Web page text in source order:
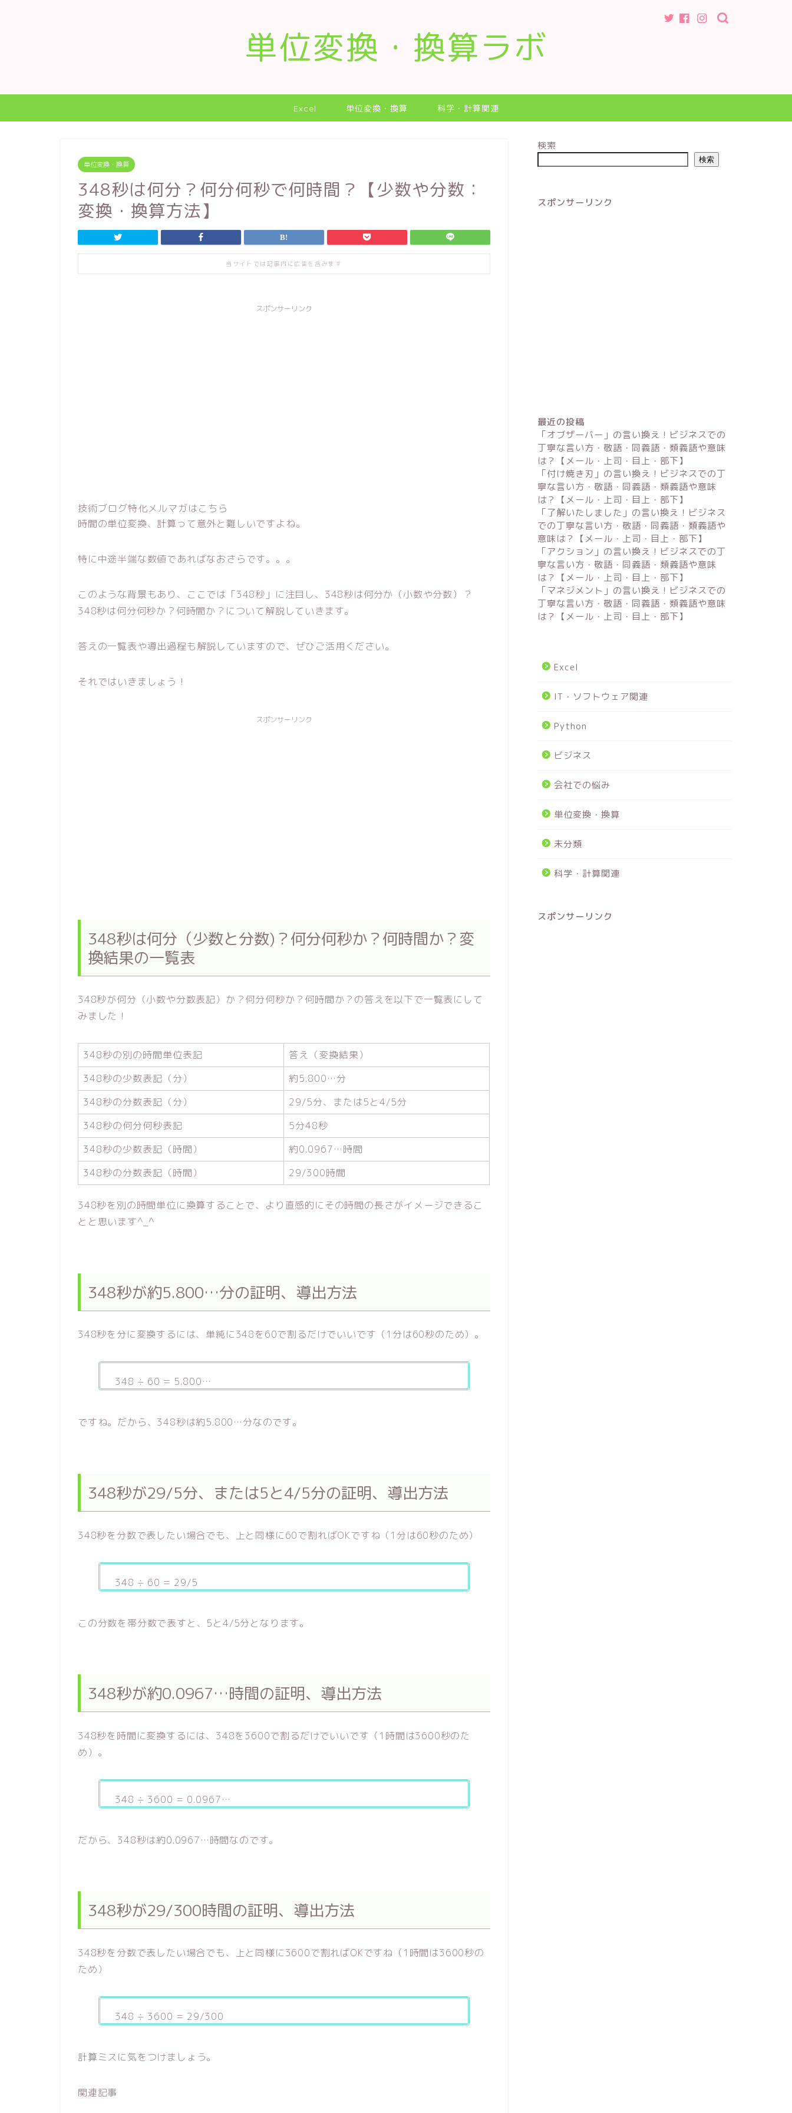
単位変換・換算ラボ
Excel 単位変換・換算 科学・計算関連
単位変換・換算
348秒は何分？何分何秒で何時間？【少数や分数：
変換・換算方法】
当サイトでは記事内に広告を含みます
スポンサーリンク
技術ブログ特化メルマガはこちら
時間の単位変換、計算って意外と難しいですよね。
特に中途半端な数値であればなおさらです。。。
このような背景もあり、ここでは「348秒」に注目し、348秒は何分か（小数や分数）？
348秒は何分何秒か？何時間か？について解説していきます。
答えの一覧表や導出過程も解説していますので、ぜひご活用ください。
それではいきましょう！
スポンサーリンク
348秒は何分（少数と分数)？何分何秒か？何時間か？変
換結果の一覧表
348秒が何分（小数や分数表記）か？何分何秒か？何時間か？の答えを以下で一覧表にして
みました！
348秒の別の時間単位表記
答え（変換結果）
348秒の少数表記（分）
約5.800…分
348秒の分数表記（分）
29/5分、または5と4/5分
348秒の何分何秒表記
5分48秒
348秒の少数表記（時間）
約0.0967…時間
348秒の分数表記（時間）
29/300時間
348秒を別の時間単位に換算することで、より直感的にその時間の長さがイメージできるこ
とと思います^_^
348秒が約5.800…分の証明、導出方法
348秒を分に変換するには、単純に348を60で割るだけでいいです（1分は60秒のため）。
348 ÷ 60 = 5.800…
ですね。だから、348秒は約5.800…分なのです。
348秒が29/5分、または5と4/5分の証明、導出方法
348秒を分数で表したい場合でも、上と同様に60で割ればOKですね（1分は60秒のため）
348 ÷ 60 = 29/5
この分数を帯分数で表すと、5と4/5分となります。
348秒が約0.0967…時間の証明、導出方法
348秒を時間に変換するには、348を3600で割るだけでいいです（1時間は3600秒のた
め）。
348 ÷ 3600 = 0.0967…
だから、348秒は約0.0967…時間なのです。
348秒が29/300時間の証明、導出方法
348秒を分数で表したい場合でも、上と同様に3600で割ればOKですね（1時間は3600秒の
ため）
348 ÷ 3600 = 29/300
計算ミスに気をつけましょう。
関連記事
検索
検索
スポンサーリンク
最近の投稿
「オブザーバー」の言い換え！ビジネスでの
丁寧な言い方・敬語・同義語・類義語や意味
は？【メール・上司・目上・部下】
「付け焼き刃」の言い換え！ビジネスでの丁
寧な言い方・敬語・同義語・類義語や意味
は？【メール・上司・目上・部下】
「了解いたしました」の言い換え！ビジネス
での丁寧な言い方・敬語・同義語・類義語や
意味は？【メール・上司・目上・部下】
「アクション」の言い換え！ビジネスでの丁
寧な言い方・敬語・同義語・類義語や意味
は？【メール・上司・目上・部下】
「マネジメント」の言い換え！ビジネスでの
丁寧な言い方・敬語・同義語・類義語や意味
は？【メール・上司・目上・部下】
Excel
IT・ソフトウェア関連
Python
ビジネス
会社での悩み
単位変換・換算
未分類
科学・計算関連
スポンサーリンク